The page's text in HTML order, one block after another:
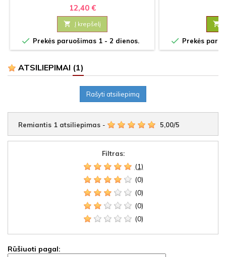
12,40 €
 Į krepšelį
 Prekės paruošimas 1 - 2 dienos.

 Prekės
ATSILIEPIMAI (1)
Rašyti atsiliepimą
Remiantis 1 atsiliepimas - 5,00/5
Filtras:
(1)
(0)
(0)
(0)
(0)
Rūšiuoti pagal: